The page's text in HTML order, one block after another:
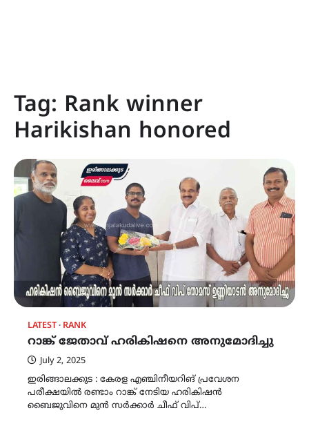
Tag: Rank winner
Harikishan honored
LATEST RANK
റാങ്ക് ജേതാവ് ഹരികിഷനെ അനുമോദിച്ചു
July 2, 2025
ഇരിങ്ങാലക്കുട : കേരള എഞ്ചിനീയറിങ് പ്രവേശന
പരീക്ഷയിൽ രണ്ടാം റാങ്ക് നേടിയ ഹരികിഷൻ
ബൈജുവിനെ മുൻ സർക്കാർ ചീഫ് വിപ്…